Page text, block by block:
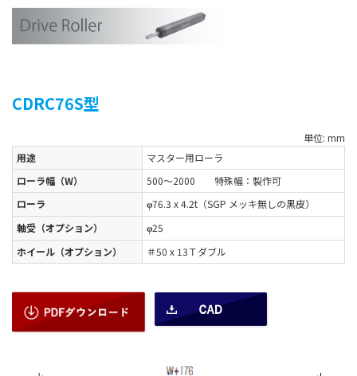
CDRC76S型
単位: mm
用途
マスター用ローラ
ローラ幅（W）
500～2000 特殊幅：製作可
ローラ
φ76.3 x 4.2t（SGP メッキ無しの黒皮）
軸受（オプション）
φ25
ホイール（オプション）
＃50 x 13Ｔダブル